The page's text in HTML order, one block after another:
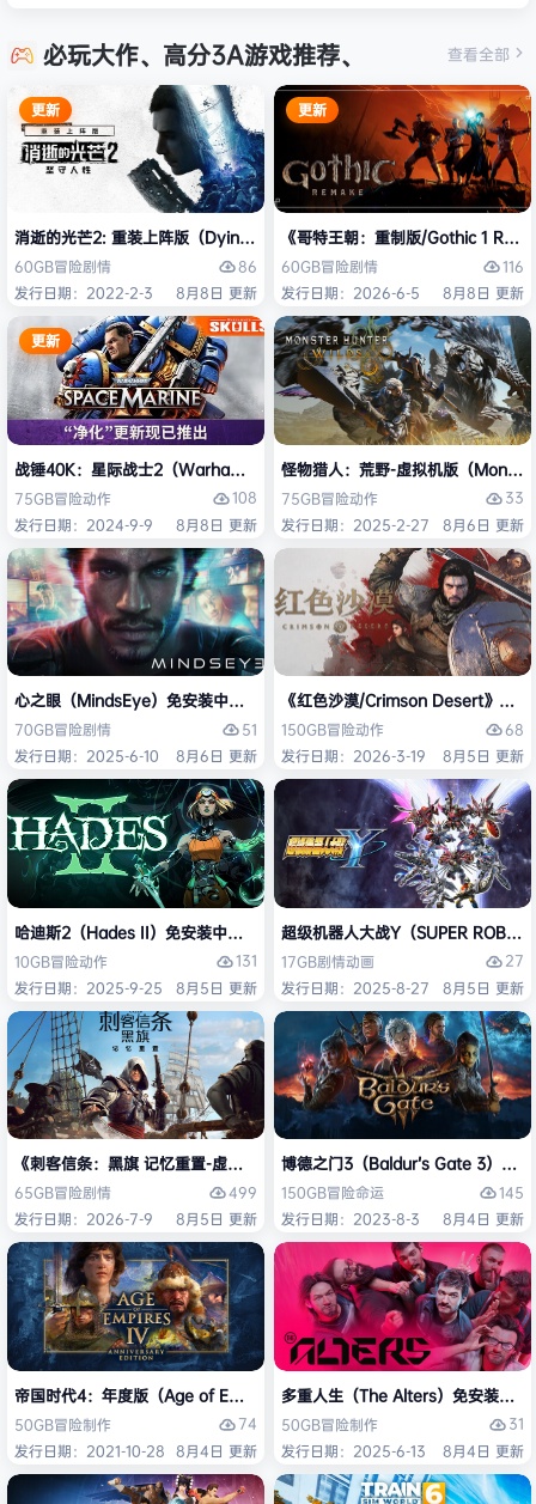
必玩大作、高分3A游戏推荐、 查看全部
更新
消逝的光芒2: 重装上阵版（Dying Light 2 Stay Human: Reloaded
60GB冒险剧情
86
发行日期：2022-2-3
8月8日 更新
更新
《哥特王朝：重制版/Gothic 1
60GB冒险剧情
116
发行日期：2026-6-5
8月8日 更新
更新
战锤40K：星际战士2（Warhammer 40,000: Space Marine 2）免安装
75GB冒险动作
108
发行日期：2024-9-9
8月8日 更新
怪物猎人：荒野-虚拟机版（
75GB冒险动作
33
发行日期：2025-2-27
8月6日 更新
心之眼（MindsEye）免安装中文版
70GB冒险剧情
51
发行日期：2025-6-10
8月6日 更新
《红色沙漠/Crimson Desert》免安
150GB冒险动作
68
发行日期：2026-3-19
8月5日 更新
哈迪斯2（Hades II）免安装中文版
10GB冒险动作
131
发行日期：2025-9-25
8月5日 更新
超级机器人大战Y（SUPER
17GB剧情动画
27
发行日期：2025-8-27
8月5日 更新
《刺客信条：黑旗 记忆重置-虚拟机版/Assassin’s Creed Black Flag
65GB冒险剧情
499
发行日期：2026-7-9
8月5日 更新
博德之门3（Baldur’s Gate 3）免安
150GB冒险命运
145
发行日期：2023-8-3
8月4日 更新
帝国时代4：年度版（Age of Empires IV: Anniversary Edition）免安装
50GB冒险制作
74
发行日期：2021-10-28 8月4日 更新
多重人生（The Alters）免安装中文
50GB冒险制作
31
发行日期：2025-6-13
8月4日 更新